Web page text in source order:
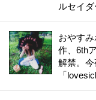
ルセイ
おやす
作、6th
解禁。
「